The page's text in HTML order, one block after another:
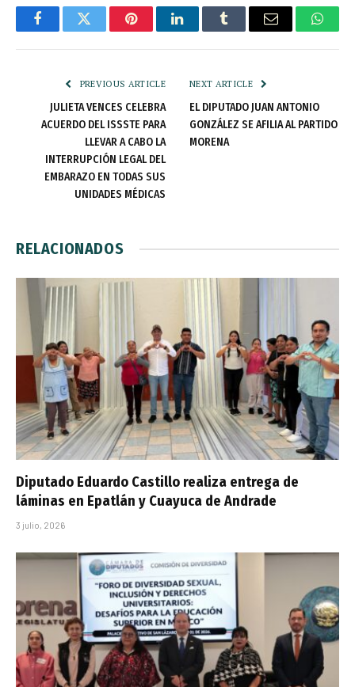
FacebookTwitter PinterestLinkedInTumblr Email
PREVIOUS ARTICLE
JULIETA VENCES CELEBRA
ACUERDO DEL ISSSTE PARA
LLEVAR A CABO LA
INTERRUPCIÓN LEGAL DEL
EMBARAZO EN TODAS SUS
UNIDADES MÉDICAS
NEXT ARTICLE
EL DIPUTADO JUAN ANTONIO
GONZÁLEZ SE AFILIA AL PARTIDO
MORENA
RELACIONADOS
Diputado Eduardo Castillo realiza entrega de
láminas en Epatlán y Cuayuca de Andrade
3 julio, 2026